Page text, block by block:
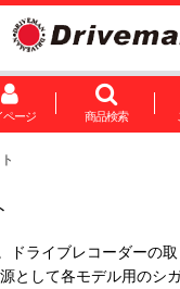
ページ 商品検索
ドライブレコーダーの
として各モデル用のシ